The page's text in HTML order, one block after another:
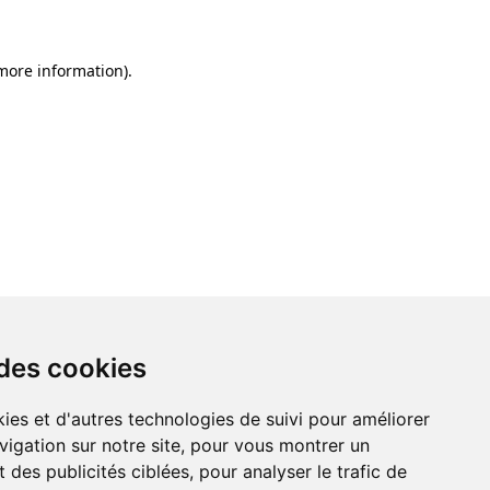
cookies
et d'autres technologies de suivi pour améliorer
sur notre site, pour vous montrer un
des publicités ciblées, pour analyser le trafic de
information).